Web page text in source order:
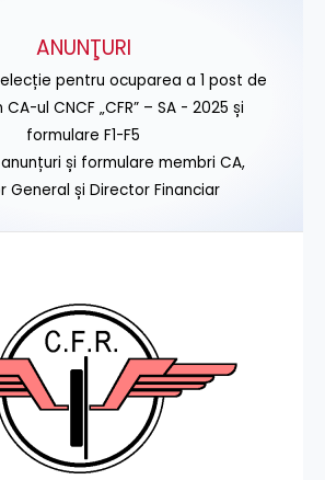
ANUNŢURI
pentru ocuparea a 1 post de
ul CNCF „CFR” – SA - 2025 și
formulare F1-F5
și formulare membri CA,
General și Director Financiar